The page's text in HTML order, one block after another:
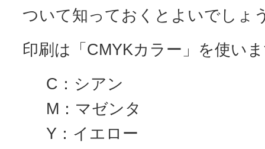
ついて知っておくとよいでしょ
印刷は「CMYKカラー」を使い
C：シアン
M：マゼンタ
Y：イエロー